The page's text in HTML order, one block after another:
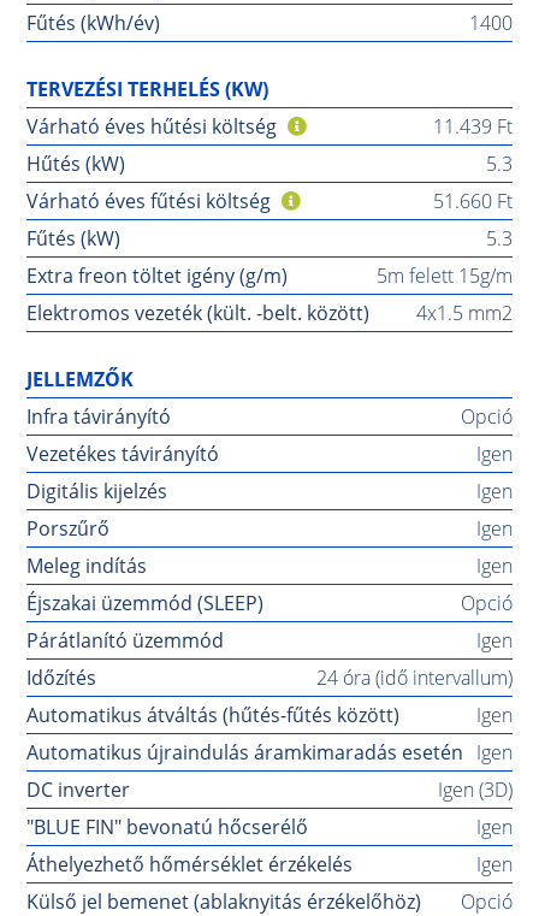
Fűtés (kWh/év)
1400
TERVEZÉSI TERHELÉS (KW)
Várható éves hűtési költség
11.439 Ft
Hűtés (kW)
5.3
Várható éves fűtési költség
51.660 Ft
Fűtés (kW)
5.3
Extra freon töltet igény (g/m)
5m felett 15g/m
Elektromos vezeték (kült. -belt. között)
4x1.5 mm2
JELLEMZŐK
Infra távirányító
Opció
Vezetékes távirányító
Igen
Digitális kijelzés
Igen
Porszűrő
Igen
Meleg indítás
Igen
Éjszakai üzemmód (SLEEP)
Opció
Párátlanító üzemmód
Igen
Időzítés
24 óra (idő intervallum)
Automatikus átváltás (hűtés-fűtés között)
Igen
Automatikus újraindulás áramkimaradás esetén Igen
DC inverter
Igen (3D)
"BLUE FIN" bevonatú hőcserélő
Igen
Áthelyezhető hőmérséklet érzékelés
Igen
Külső jel bemenet (ablaknyitás érzékelőhöz)
Opció